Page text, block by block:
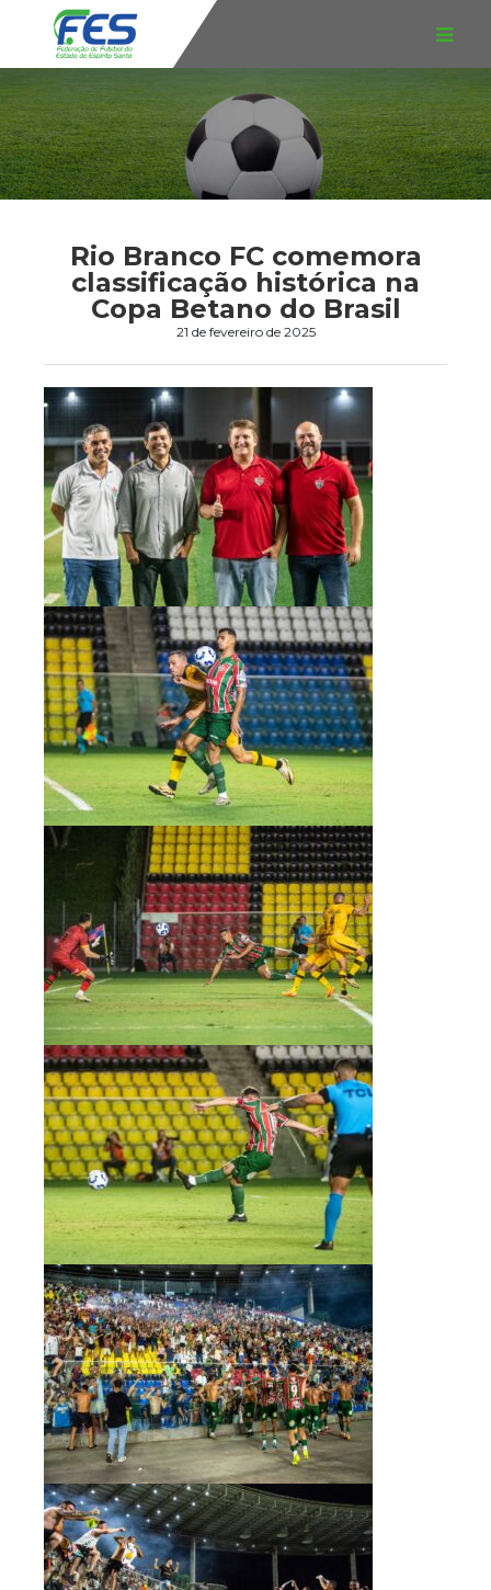
Rio Branco FC comemora
classificação histórica na
Copa Betano do Brasil
21 de fevereiro de 2025